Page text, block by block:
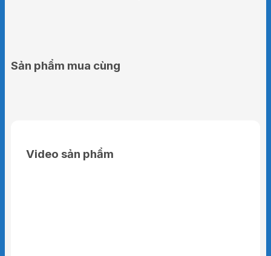
Sản phẩm mua cùng
Video sản phẩm